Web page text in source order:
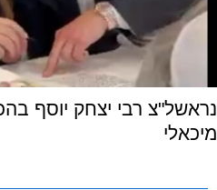
נראשל"צ רבי יצחק יוסף
מיכאלי